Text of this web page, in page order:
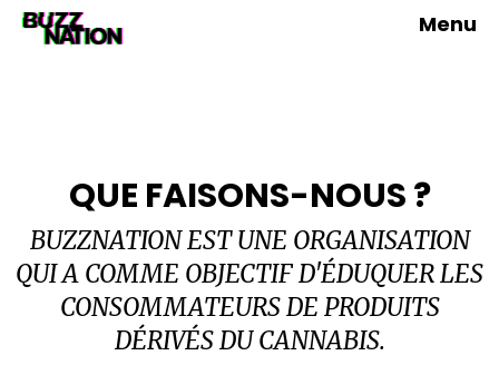
Menu
QUE FAISONS-NOUS ?
BUZZNATION EST UNE ORGANISATION
QUI A COMME OBJECTIF D'ÉDUQUER LES
CONSOMMATEURS DE PRODUITS
DÉRIVÉS DU CANNABIS.